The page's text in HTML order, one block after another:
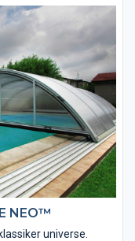
fördelar med ett
av
fall in i poolen,
NEO™
universe.